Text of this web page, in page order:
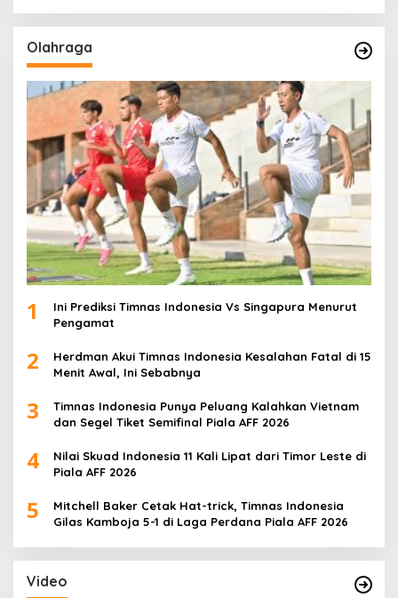
Olahraga
1
Ini Prediksi Timnas Indonesia Vs Singapura Menurut
Pengamat
2
Herdman Akui Timnas Indonesia Kesalahan Fatal di 15
Menit Awal, Ini Sebabnya
3
Timnas Indonesia Punya Peluang Kalahkan Vietnam
dan Segel Tiket Semifinal Piala AFF 2026
4
Nilai Skuad Indonesia 11 Kali Lipat dari Timor Leste di
Piala AFF 2026
5
Mitchell Baker Cetak Hat-trick, Timnas Indonesia
Gilas Kamboja 5-1 di Laga Perdana Piala AFF 2026
Video